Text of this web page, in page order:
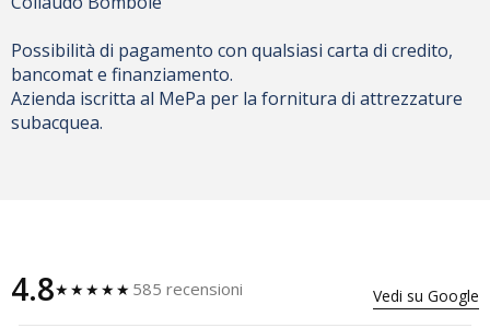
Possibilità di pagamento con qualsiasi carta di credito,
bancomat e finanziamento.
Azienda iscritta al MePa per la fornitura di attrezzature
subacquea.
4.8★★★★★ 585 recensioni Vedi su Google